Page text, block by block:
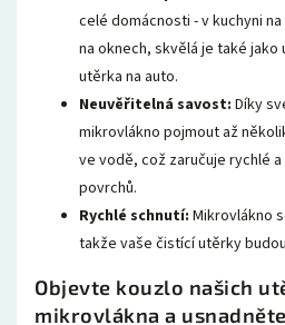
celé domácnosti - vkuchyni
na oknech, skvělá je také jako
utěrka na auto.
Neuvěřitelná savost: Díky
mikrovlákno pojmout až
ve vodě, což zaručuje rychlé
povrchů.
Rychlé schnutí: Mikrovlákno
takže vaše čistící utěrky
Objevte kouzlo našich
mikrovlákna a